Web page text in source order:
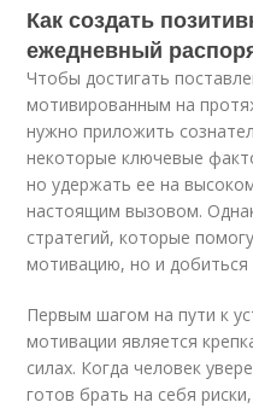
Как создать
ежедневный
Чтобы достигать
мотивированным на
нужно приложить
некоторые ключевые
но удержать ее на
настоящим вызовом.
стратегий, которые
мотивацию, но и добиться
Первым шагом на пути к
мотивации является
силах. Когда человек
готов брать на себя